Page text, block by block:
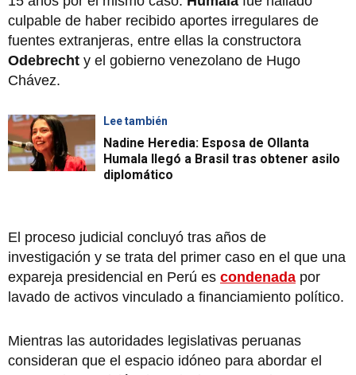
culpable de haber recibido aportes irregulares de
fuentes extranjeras, entre ellas la constructora
Odebrecht y el gobierno venezolano de Hugo
Chávez.
Lee también
Nadine Heredia: Esposa de Ollanta
Humala llegó a Brasil tras obtener asilo
diplomático
El proceso judicial concluyó tras años de
investigación y se trata del primer caso en el que una
expareja presidencial en Perú es condenada por
lavado de activos vinculado a financiamiento político.
Mientras las autoridades legislativas peruanas
consideran que el espacio idóneo para abordar el